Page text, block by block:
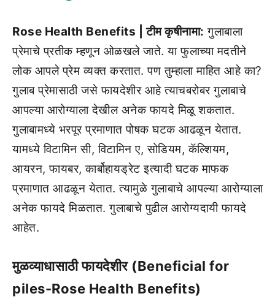
Rose Health Benefits | टीम कृषीनामा: गुलाबाला
प्रेमाचे प्रतीक म्हणून ओळखले जाते. या फुलाच्या मदतीने
लोक आपले प्रेम व्यक्त करतात. पण तुम्हाला माहित आहे का?
गुलाब प्रेमासाठी जसे फायदेशीर आहे त्याचबरोबर गुलाबाचे
आपल्या आरोग्याला देखील अनेक फायदे मिळू शकतात.
गुलाबामध्ये भरपूर प्रमाणात पोषक घटक आढळून येतात.
यामध्ये विटामिन सी, विटामिन ए, सोडियम, कॅल्शियम,
आयरन, फायबर, कार्बोहायड्रेट इत्यादी घटक माफक
प्रमाणात आढळून येतात. त्यामुळे गुलाबाचे आपल्या आरोग्याला
अनेक फायदे मिळतात. गुलाबाचे पुढील आरोग्यदायी फायदे
आहेत.
मुळव्याधासाठी फायदेशीर (Beneficial for
piles-Rose Health Benefits)